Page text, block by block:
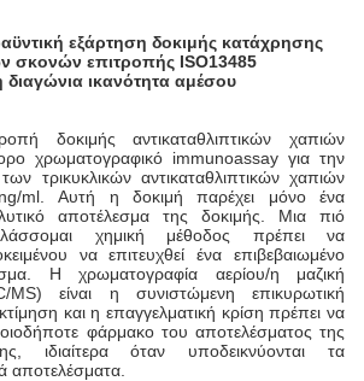
εξάρτηση δοκιμής κατάχρησης
σκονών επιτροπής ISO13485
ικανότητα αμέσου
δοκιμής αντικαταθλιπτικών χαπιών
χρωματογραφικό immunoassay για την
τρικυκλικών αντικαταθλιπτικών χαπιών
ml. Αυτή η δοκιμή παρέχει μόνο ένα
αποτέλεσμα της δοκιμής. Μια πιό
χημική μέθοδος πρέπει να
να επιτευχθεί ένα επιβεβαιωμένο
Η χρωματογραφία αερίου/η μαζική
MS) είναι η συνιστώμενη επικυρωτική
και η επαγγελματική κρίση πρέπει να
φάρμακο του αποτελέσματος της
ιδιαίτερα όταν υποδεικνύονται τα
αποτελέσματα.